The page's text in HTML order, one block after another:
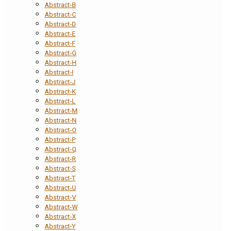
Abstract-B
Abstract-C
Abstract-D
Abstract-E
Abstract-F
Abstract-G
Abstract-H
Abstract-I
Abstract-J
Abstract-K
Abstract-L
Abstract-M
Abstract-N
Abstract-O
Abstract-P
Abstract-Q
Abstract-R
Abstract-S
Abstract-T
Abstract-U
Abstract-V
Abstract-W
Abstract-X
Abstract-Y